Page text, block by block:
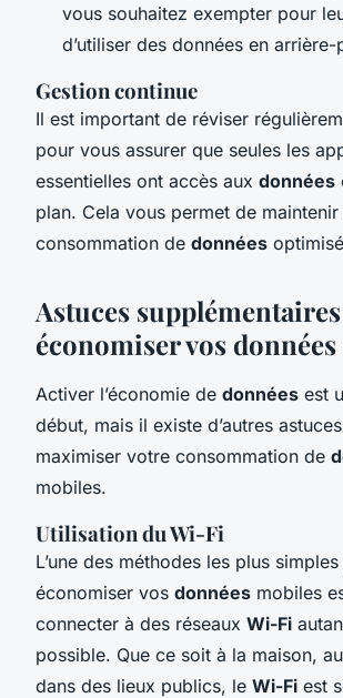
vous souhaitez exempter pour
d’utiliser des données en arrière-
Gestion continue
Il est important de réviser
pour vous assurer que seules les
essentielles ont accès aux données
plan. Cela vous permet de maintenir
consommation de données
Astuces
économiser vos
Activer l’économie de données est
début, mais il existe d’autres
maximiser votre consommation de
mobiles.
Utilisation du Wi-Fi
L’une des méthodes les plus
économiser vos données mobiles
connecter à des réseaux Wi-Fi
possible. Que ce soit à la maison,
dans des lieux publics, le Wi-Fi est